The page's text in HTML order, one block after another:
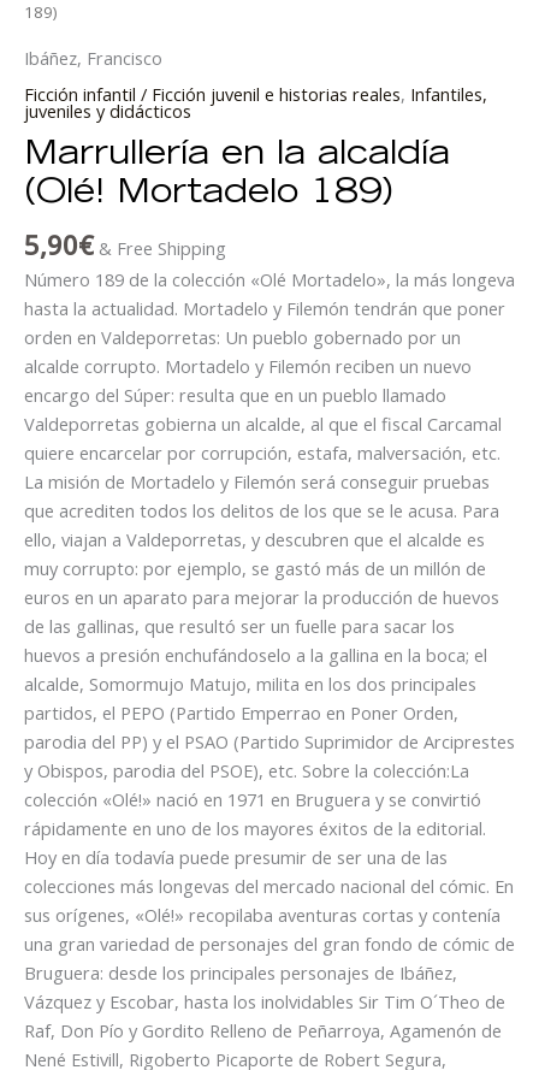
189)
Ibáñez, Francisco
Ficción infantil / Ficción juvenil e historias reales, Infantiles,
juveniles y didácticos
Marrullería en la alcaldía
(Olé! Mortadelo 189)
5,90€ & Free Shipping
Número 189 de la colección «Olé Mortadelo», la más longeva
hasta la actualidad. Mortadelo y Filemón tendrán que poner
orden en Valdeporretas: Un pueblo gobernado por un
alcalde corrupto. Mortadelo y Filemón reciben un nuevo
encargo del Súper: resulta que en un pueblo llamado
Valdeporretas gobierna un alcalde, al que el fiscal Carcamal
quiere encarcelar por corrupción, estafa, malversación, etc.
La misión de Mortadelo y Filemón será conseguir pruebas
que acrediten todos los delitos de los que se le acusa. Para
ello, viajan a Valdeporretas, y descubren que el alcalde es
muy corrupto: por ejemplo, se gastó más de un millón de
euros en un aparato para mejorar la producción de huevos
de las gallinas, que resultó ser un fuelle para sacar los
huevos a presión enchufándoselo a la gallina en la boca; el
alcalde, Somormujo Matujo, milita en los dos principales
partidos, el PEPO (Partido Emperrao en Poner Orden,
parodia del PP) y el PSAO (Partido Suprimidor de Arciprestes
y Obispos, parodia del PSOE), etc. Sobre la colección:La
colección «Olé!» nació en 1971 en Bruguera y se convirtió
rápidamente en uno de los mayores éxitos de la editorial.
Hoy en día todavía puede presumir de ser una de las
colecciones más longevas del mercado nacional del cómic. En
sus orígenes, «Olé!» recopilaba aventuras cortas y contenía
una gran variedad de personajes del gran fondo de cómic de
Bruguera: desde los principales personajes de Ibáñez,
Vázquez y Escobar, hasta los inolvidables Sir Tim O´Theo de
Raf, Don Pío y Gordito Relleno de Peñarroya, Agamenón de
Nené Estivill, Rigoberto Picaporte de Robert Segura,